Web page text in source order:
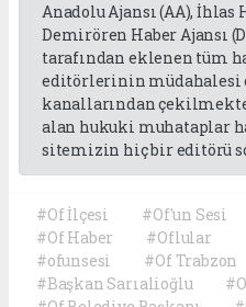
Anadolu Ajansı (AA), İhlas
Demirören Haber Ajansı
tarafından eklenen tüm
editörlerinin müdahalesi
kanallarından
alan hukuki muhataplar
sitemizin hiç bir editörü
#Of İlçesi #Of'un Sesi
#Of Haber
#Oflular
#ofunsesi
#Of Trabzon
#Başkan Sarıalioğlu